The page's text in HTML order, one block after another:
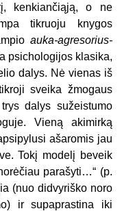
kenkiančiąją, o ne
tikruoju knygos
auka-agresorius-
psichologijos klasika,
dalys. Nė vienas iš
sveika žmogaus
dalys sužeistumo
Vieną akimirką
ašaromis jau
Tokį modelį beveik
parašyti…“ (p.
(nuo didvyriško noro
ir supaprastina iki